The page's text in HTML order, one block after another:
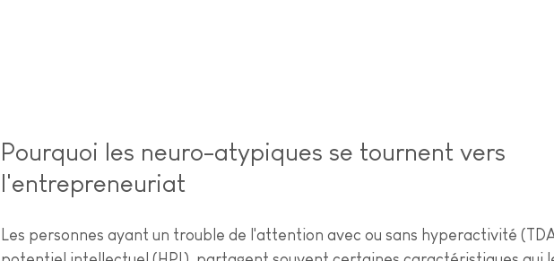
Pourquoi les neuro-atypiques se tournent vers
l'entrepreneuriat
Les personnes ayant un trouble de l'attention avec ou sans hyperactivité